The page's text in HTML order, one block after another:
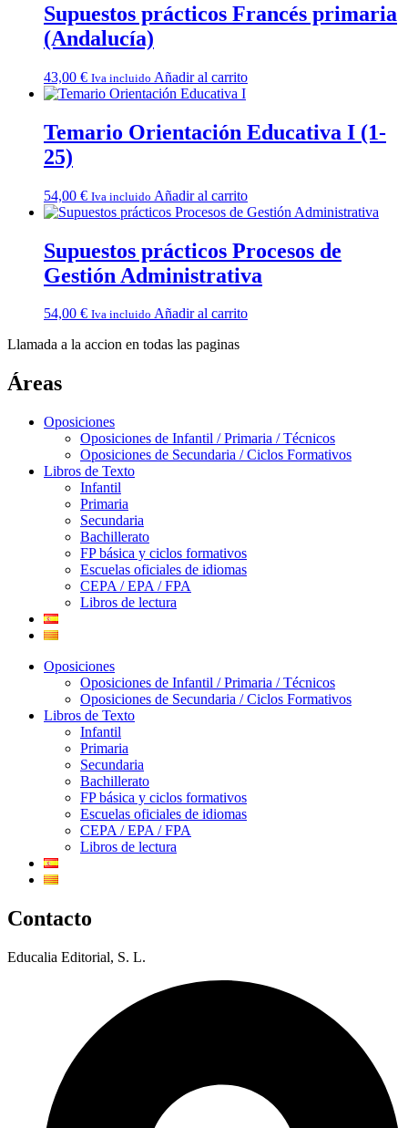
Supuestos prácticos Francés primaria
(Andalucía)
43,00 € Iva incluido Añadir al carrito
Temario Orientación Educativa I (1-
25)
54,00 € Iva incluido Añadir al carrito
Supuestos prácticos Procesos de
Gestión Administrativa
54,00 € Iva incluido Añadir al carrito
Llamada a la accion en todas las paginas
Áreas
Oposiciones
Oposiciones de Infantil / Primaria / Técnicos
Oposiciones de Secundaria / Ciclos Formativos
Libros de Texto
Infantil
Primaria
Secundaria
Bachillerato
FP básica y ciclos formativos
Escuelas oficiales de idiomas
CEPA / EPA / FPA
Libros de lectura
Oposiciones
Oposiciones de Infantil / Primaria / Técnicos
Oposiciones de Secundaria / Ciclos Formativos
Libros de Texto
Infantil
Primaria
Secundaria
Bachillerato
FP básica y ciclos formativos
Escuelas oficiales de idiomas
CEPA / EPA / FPA
Libros de lectura
Contacto
Educalia Editorial, S. L.